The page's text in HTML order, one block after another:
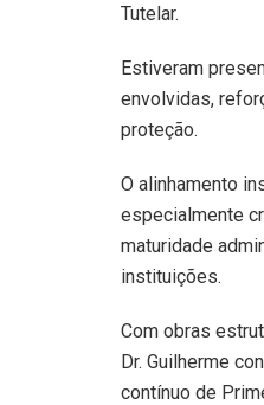
Tutelar.
Estiveram
envolvidas,
proteção.
O alinhamento
especialmente
maturidade
instituições.
Com obras
Dr. Guilherme
contínuo de